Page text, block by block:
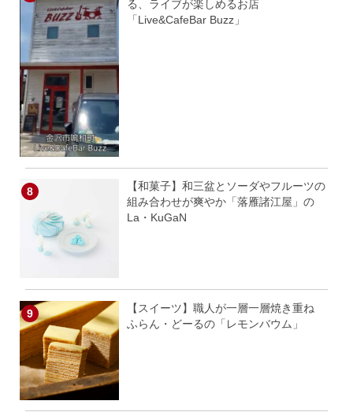
る、ライブが楽しめるお店
「Live&CafeBar Buzz」
【和菓子】和三盆とソーダやフルーツの
組み合わせが爽やか「落雁諸江屋」の
La・KuGaN
【スイーツ】職人が一層一層焼き重ね
ふらん・どーるの「レモンバウム」